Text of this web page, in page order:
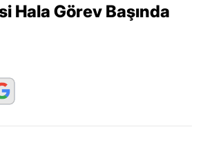
Hala Görev Başında